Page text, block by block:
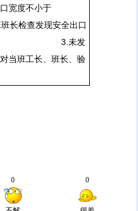
宽度不小于
现安全出口
底。 3.未发
当班工长、班长、验